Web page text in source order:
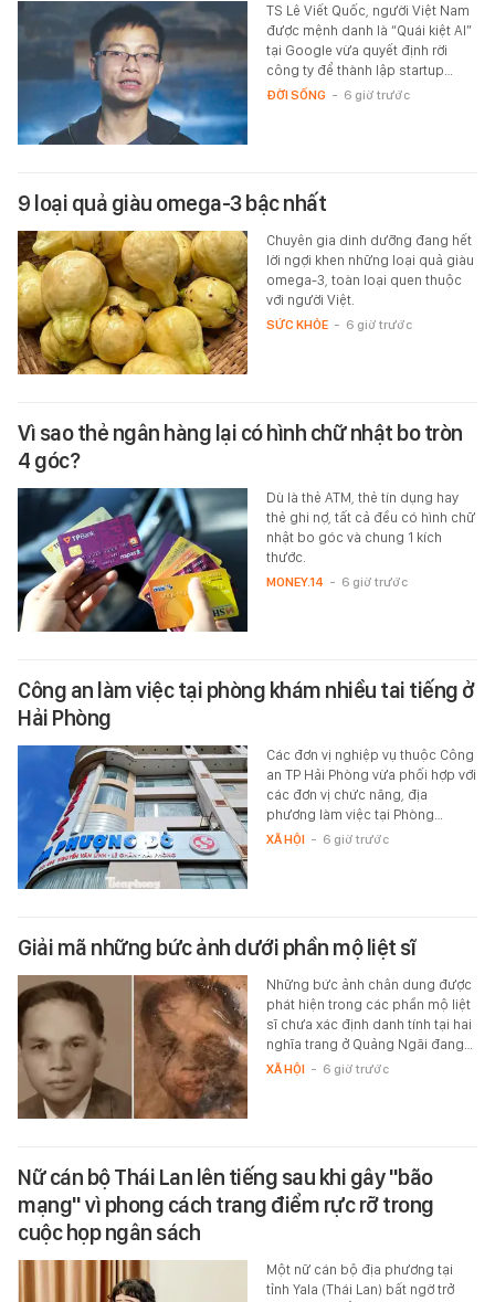
TS Lê Viết Quốc, người Việt Nam
được mệnh danh là “Quái kiệt AI”
tại Google vừa quyết định rời
công ty để thành lập startup…
ĐỜI SỐNG - 6 giờ trước
9 loại quả giàu omega-3 bậc nhất
Chuyên gia dinh dưỡng đang hết
lời ngợi khen những loại quả giàu
omega-3, toàn loại quen thuộc
với người Việt.
SỨC KHỎE - 6 giờ trước
Vì sao thẻ ngân hàng lại có hình chữ nhật bo tròn
4 góc?
Dù là thẻ ATM, thẻ tín dụng hay
thẻ ghi nợ, tất cả đều có hình chữ
nhật bo góc và chung 1 kích
thước.
MONEY.14 - 6 giờ trước
Công an làm việc tại phòng khám nhiều tai tiếng ở
Hải Phòng
Các đơn vị nghiệp vụ thuộc Công
an TP Hải Phòng vừa phối hợp với
các đơn vị chức năng, địa
phương làm việc tại Phòng…
XÃ HỘI - 6 giờ trước
Giải mã những bức ảnh dưới phần mộ liệt sĩ
Những bức ảnh chân dung được
phát hiện trong các phần mộ liệt
sĩ chưa xác định danh tính tại hai
nghĩa trang ở Quảng Ngãi đang…
XÃ HỘI - 6 giờ trước
Nữ cán bộ Thái Lan lên tiếng sau khi gây "bão
mạng" vì phong cách trang điểm rực rỡ trong
cuộc họp ngân sách
Một nữ cán bộ địa phương tại
tỉnh Yala (Thái Lan) bất ngờ trở